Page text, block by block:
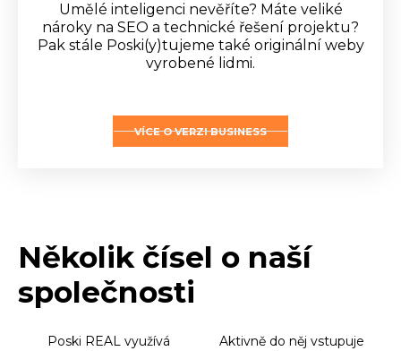
Umělé inteligenci nevěříte? Máte veliké
nároky na SEO a technické řešení projektu?
Pak stále Poski(y)tujeme také originální weby
vyrobené lidmi.
VÍCE O VERZI BUSINESS
Několik čísel o naší
společnosti
Poski REAL využívá
Aktivně do něj vstupuje